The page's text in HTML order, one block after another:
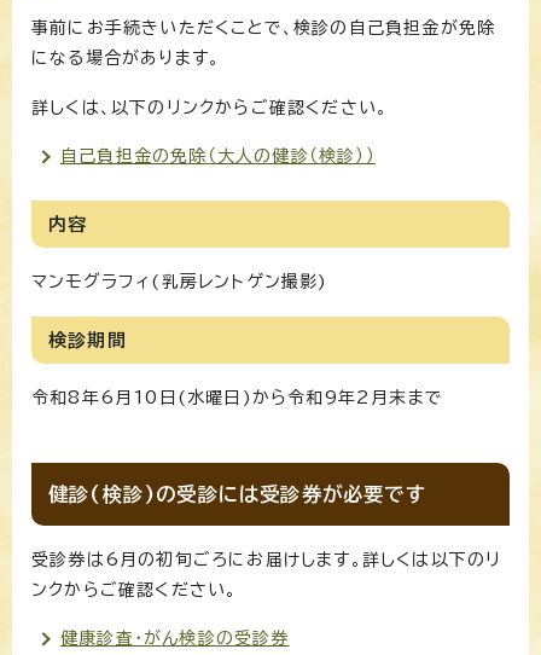
事前にお手続きいただくことで、検診の自己負担金が免除
になる場合があります。
詳しくは、以下のリンクからご確認ください。
自己負担金の免除（大人の健診（検診））
内容
マンモグラフィ(乳房レントゲン撮影)
検診期間
令和8年6月10日(水曜日)から令和9年2月末まで
健診(検診)の受診には受診券が必要です
受診券は6月の初旬ごろにお届けします。詳しくは以下のリ
ンクからご確認ください。
健康診査・がん検診の受診券